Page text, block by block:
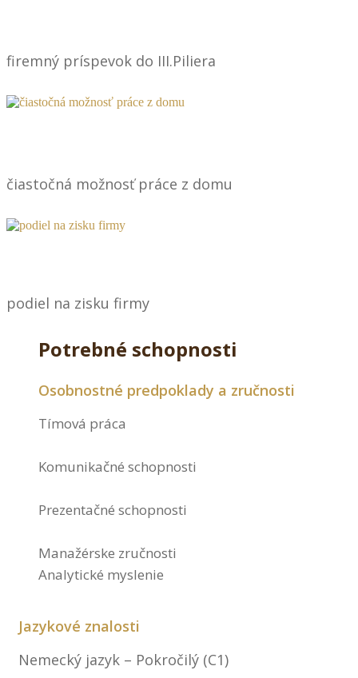
firemný príspevok do III.Piliera
čiastočná možnosť práce z domu
podiel na zisku firmy
Potrebné schopnosti
Osobnostné predpoklady a zručnosti
Tímová práca
Komunikačné schopnosti
Prezentačné schopnosti
Manažérske zručnosti
Analytické myslenie
Jazykové znalosti
Nemecký jazyk – Pokročilý (C1)